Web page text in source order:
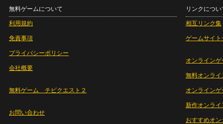
無料ゲームについて
利用規約
免責事項
プライバシーポリシー
会社概要
無料ゲーム チビクエスト２
お問い合わせ
リンクについ
相互リンク集
ゲームサイト
オンラインゲ
無料オンライ
オンライン
新作オンライ
おすすめオ